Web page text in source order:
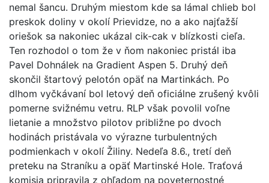
nemal šancu. Druhým miestom kde sa lámal chlieb bol
preskok doliny v okolí Prievidze, no a ako najťažší
oriešok sa nakoniec ukázal cik-cak v blízkosti cieľa.
Ten rozhodol o tom že v ňom nakoniec pristál iba
Pavel Dohnálek na Gradient Aspen 5. Druhý deň
skončil štartový pelotón opäť na Martinkách. Po
dlhom vyčkávaní bol letový deň oficiálne zrušený kvôli
pomerne svižnému vetru. RLP však povolil voľne
lietanie a množstvo pilotov približne po dvoch
hodinách pristávala vo výrazne turbulentných
podmienkach v okolí Žiliny. Nedeľa 8.6., tretí deň
preteku na Straníku a opäť Martinské Hole. Traťová
komisia pripravila z ohľadom na poveternostné